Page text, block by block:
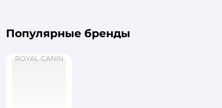
Популярные бренды
ROYAL CANIN